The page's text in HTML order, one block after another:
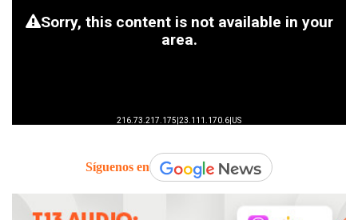
Síguenos en